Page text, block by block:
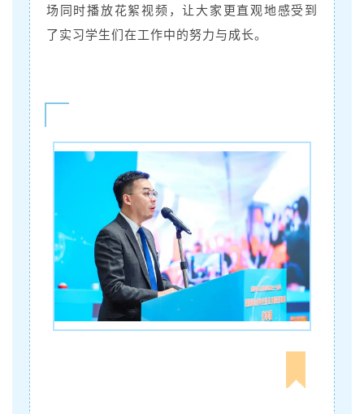
场同时播放花絮视频，让大家更直观地感受到
了实习学生们在工作中的努力与成长。